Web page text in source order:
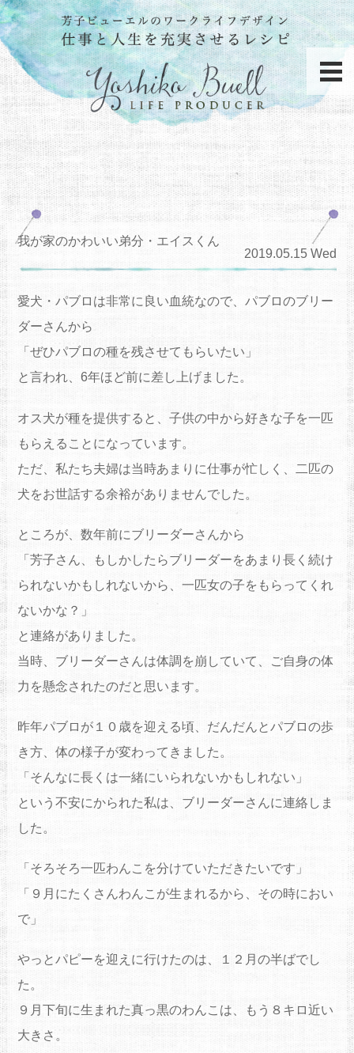
我が家のかわいい弟分・エイスくん
2019.05.15 Wed
愛犬・パブロは非常に良い血統なので、パブロのブリー
ダーさんから
「ぜひパブロの種を残させてもらいたい」
と言われ、6年ほど前に差し上げました。
オス犬が種を提供すると、子供の中から好きな子を一匹
もらえることになっています。
ただ、私たち夫婦は当時あまりに仕事が忙しく、二匹の
犬をお世話する余裕がありませんでした。
ところが、数年前にブリーダーさんから
「芳子さん、もしかしたらブリーダーをあまり長く続け
られないかもしれないから、一匹女の子をもらってくれ
ないかな？」
と連絡がありました。
当時、ブリーダーさんは体調を崩していて、ご自身の体
力を懸念されたのだと思います。
昨年パブロが１０歳を迎える頃、だんだんとパブロの歩
き方、体の様子が変わってきました。
「そんなに長くは一緒にいられないかもしれない」
という不安にかられた私は、ブリーダーさんに連絡しま
した。
「そろそろ一匹わんこを分けていただきたいです」
「９月にたくさんわんこが生まれるから、その時におい
で」
やっとパピーを迎えに行けたのは、１２月の半ばでし
た。
９月下旬に生まれた真っ黒のわんこは、もう８キロ近い
大きさ。